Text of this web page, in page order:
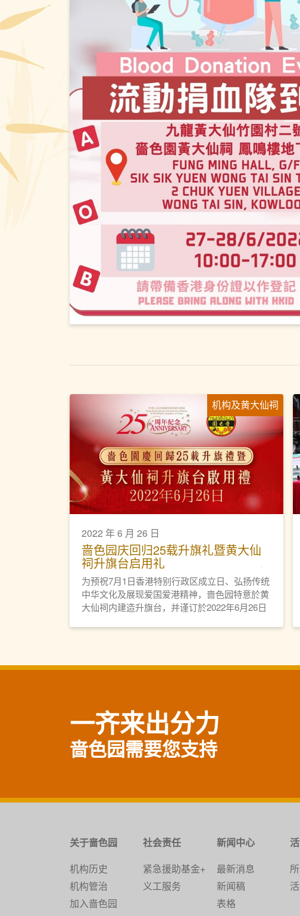
机构及黄大仙祠
2022 年 6 月 26 日
啬色园庆回归25载升旗礼暨黄大仙
祠升旗台启用礼
为预祝7月1日香港特别行政区成立日、弘扬传统
中华文化及展现爱国爱港精神，啬色园特意於黄
大仙祠内建造升旗台，并谨订於2022年6月26日
一齐来出分力
啬色园需要您支持
关于啬色园
机构历史
机构管治
加入啬色园
社会责任
紧急援助基金+
义工服务
新闻中心
最新消息
新闻稿
表格